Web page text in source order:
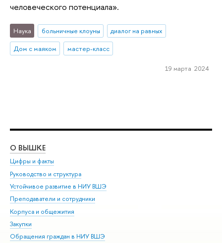
человеческого потенциала».
Наука больничные клоуны
диалог на равных
Дом с маяком
мастер-класс
19 марта 2024
О ВЫШКЕ
Цифры и факты
Руководство и структура
Устойчивое развитие в НИУ ВШЭ
Преподаватели и сотрудники
Корпуса и общежития
Закупки
Обращения граждан в НИУ ВШЭ